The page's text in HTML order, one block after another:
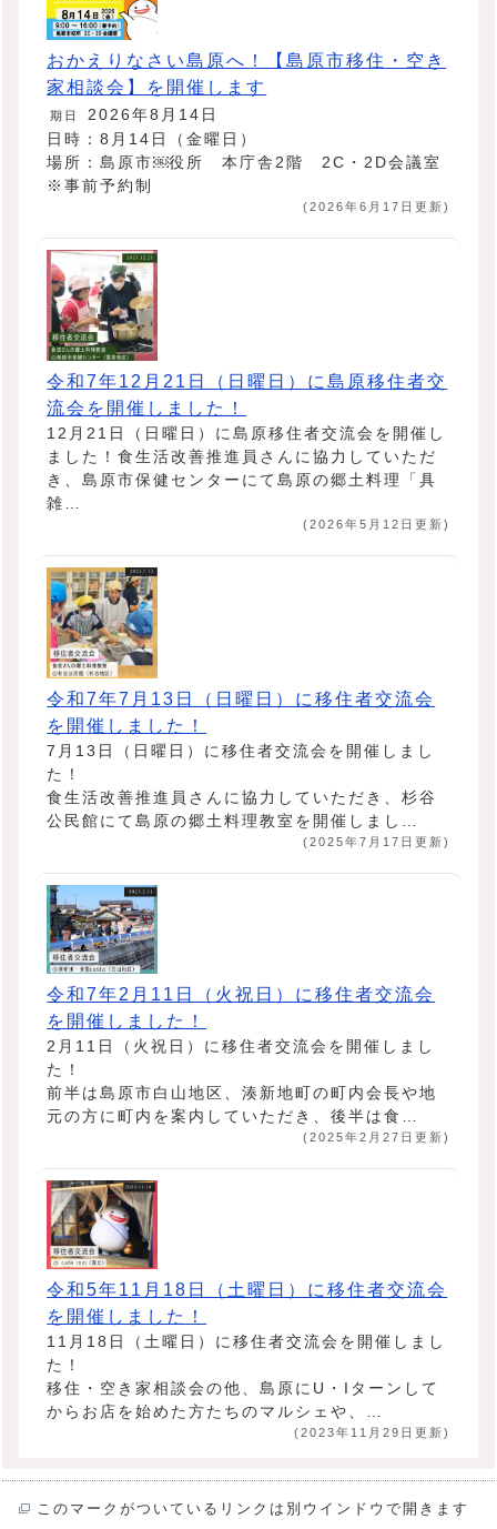
おかえりなさい島原へ！【島原市移住・空き
家相談会】を開催します
期日
2026年8月14日
日時：8月14日（金曜日）
場所：島原市￼役所 本庁舎2階 2C・2D会議室
※事前予約制
(2026年6月17日更新)
令和7年12月21日（日曜日）に島原移住者交
流会を開催しました！
12月21日（日曜日）に島原移住者交流会を開催し
ました！食生活改善推進員さんに協力していただ
き、島原市保健センターにて島原の郷土料理「具
雑…
(2026年5月12日更新)
令和7年7月13日（日曜日）に移住者交流会
を開催しました！
7月13日（日曜日）に移住者交流会を開催しまし
た！
食生活改善推進員さんに協力していただき、杉谷
公民館にて島原の郷土料理教室を開催しまし…
(2025年7月17日更新)
令和7年2月11日（火祝日）に移住者交流会
を開催しました！
2月11日（火祝日）に移住者交流会を開催しまし
た！
前半は島原市白山地区、湊新地町の町内会長や地
元の方に町内を案内していただき、後半は食…
(2025年2月27日更新)
令和5年11月18日（土曜日）に移住者交流会
を開催しました！
11月18日（土曜日）に移住者交流会を開催しまし
た！
移住・空き家相談会の他、島原にU・Iターンして
からお店を始めた方たちのマルシェや、…
(2023年11月29日更新)
このマークがついているリンクは別ウインドウで開きます